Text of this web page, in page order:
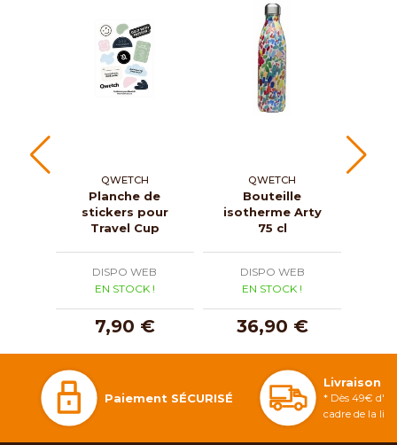
QWETCH
Planche de
stickers pour
Travel Cup
DISPO WEB
EN STOCK !
7,90 €
QWETCH
Bouteille
isotherme Arty
75 cl
DISPO WEB
EN STOCK !
36,90 €
Paiement SÉCURISÉ
Livraison
* Dès 49€
cadre de la